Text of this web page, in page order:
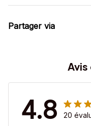
Partager via
4.8 20